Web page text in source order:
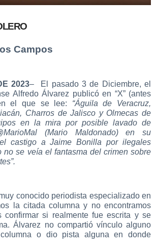
Campos
2023– El pasado 3 de Diciembre, el
Alfredo Álvarez publicó en “X” (antes
el que se lee: “Águila de Veracruz,
Charros de Jalisco y Olmecas de
en la mira por posible lavado de
(Mario Maldonado) en su
castigo a Jaime Bonilla por ilegales
no se veía el fantasma del crimen sobre
conocido periodista especializado en
la citada columna y no encontramos
confirmar si realmente fue escrita y se
Álvarez no compartió vínculo alguno
o dio pista alguna en donde